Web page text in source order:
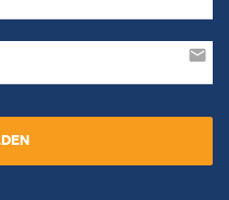
mail